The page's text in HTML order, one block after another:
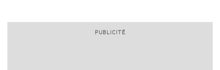
PUBLICITÉ